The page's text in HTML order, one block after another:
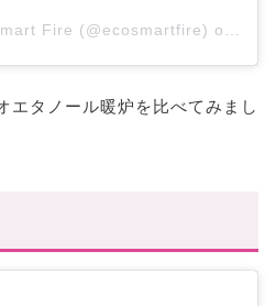
Fire (@ecosmartfire) on
エタノール暖炉を比べてみまし